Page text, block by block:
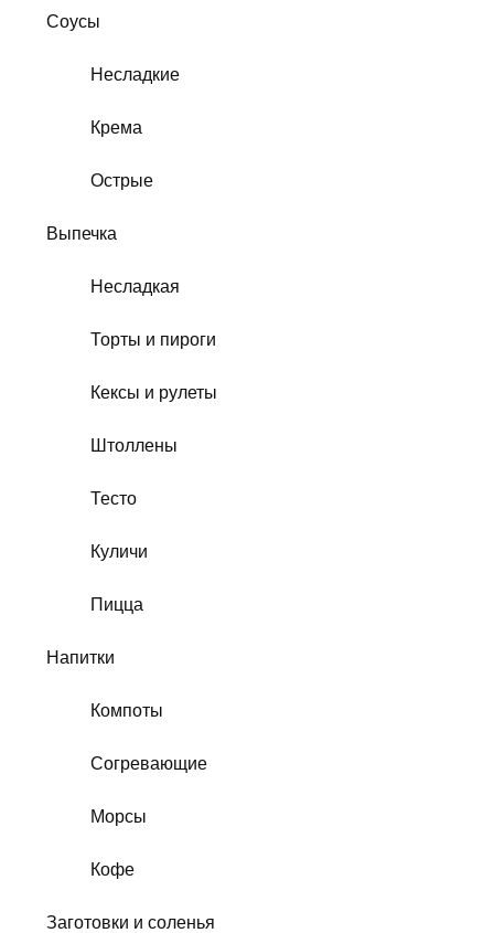
Соусы
Несладкие
Крема
Острые
Выпечка
Несладкая
Торты и пироги
Кексы и рулеты
Штоллены
Тесто
Куличи
Пицца
Напитки
Компоты
Согревающие
Морсы
Кофе
Заготовки и соленья